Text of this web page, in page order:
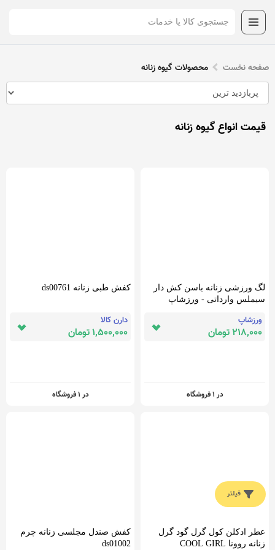
صفحه نخست محصولات گیوه زنانه
قیمت انواع گیوه زنانه
لگ ورزشی زنانه باسن کش دار
سیملس وارداتی - ورزشاپ
ورزشاپ
218,000 تومان
در 1 فروشگاه
کفش طبی زنانه ds00761
دارن کالا
1,500,000 تومان
در 1 فروشگاه
عطر ادکلن کول گرل گود گرل
زنانه روونا COOL GIRL
کفش صندل مجلسی زنانه چرم
ds01002
فیلتر
ذره بین پیشنهاد ویژه